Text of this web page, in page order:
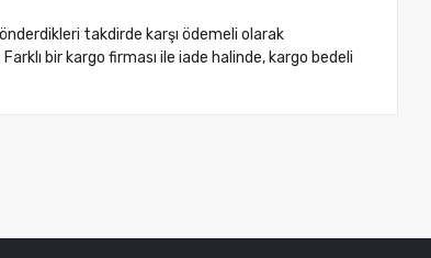
takdirde karşı ödemeli olarak
bir kargo firması ile iade halinde, kargo bedeli